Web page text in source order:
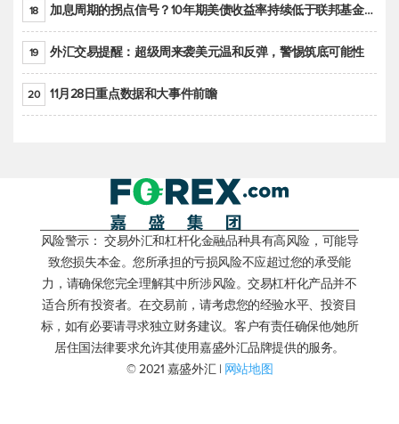
18 加息周期的拐点信号？10年期美债收益率持续低于联邦基金利率目标区间
19 外汇交易提醒：超级周来袭美元温和反弹，警惕筑底可能性
20 11月28日重点数据和大事件前瞻
风险警示： 交易外汇和杠杆化金融品种具有高风险，可能导
致您损失本金。您所承担的亏损风险不应超过您的承受能
力，请确保您完全理解其中所涉风险。交易杠杆化产品并不
适合所有投资者。在交易前，请考虑您的经验水平、投资目
标，如有必要请寻求独立财务建议。客户有责任确保他/她所
居住国法律要求允许其使用嘉盛外汇品牌提供的服务。
© 2021 嘉盛外汇 | 网站地图